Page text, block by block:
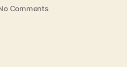
Commentson